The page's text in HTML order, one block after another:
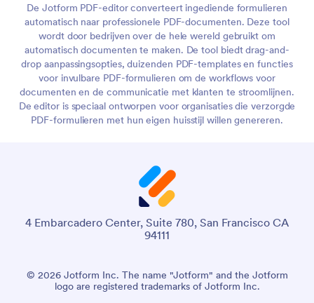
De Jotform PDF-editor converteert ingediende formulieren
automatisch naar professionele PDF-documenten. Deze tool
wordt door bedrijven over de hele wereld gebruikt om
automatisch documenten te maken. De tool biedt drag-and-
drop aanpassingsopties, duizenden PDF-templates en functies
voor invulbare PDF-formulieren om de workflows voor
documenten en de communicatie met klanten te stroomlijnen.
De editor is speciaal ontworpen voor organisaties die verzorgde
PDF-formulieren met hun eigen huisstijl willen genereren.
4 Embarcadero Center, Suite 780, San Francisco CA
94111
© 2026 Jotform Inc. The name "Jotform" and the Jotform
logo are registered trademarks of Jotform Inc.